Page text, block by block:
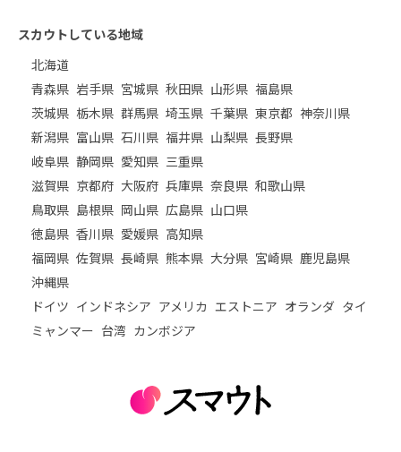
スカウトしている地域
北海道
青森県 岩手県 宮城県 秋田県 山形県 福島県
茨城県 栃木県 群馬県 埼玉県 千葉県 東京都 神奈川県
新潟県 富山県 石川県 福井県 山梨県 長野県
岐阜県 静岡県 愛知県 三重県
滋賀県 京都府 大阪府 兵庫県 奈良県 和歌山県
鳥取県 島根県 岡山県 広島県 山口県
徳島県 香川県 愛媛県 高知県
福岡県 佐賀県 長崎県 熊本県 大分県 宮崎県 鹿児島県
沖縄県
ドイツ インドネシア アメリカ エストニア オランダ タイ
ミャンマー 台湾 カンボジア